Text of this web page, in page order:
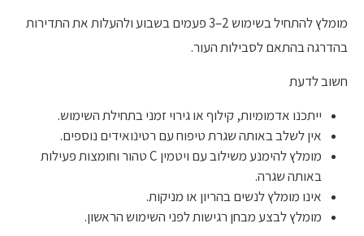
מומלץ להתחיל בשימוש 2–3 פעמים בשבוע ולהעלות את התדירות
בהדרגה בהתאם לסבילות העור.
חשוב לדעת
ייתכנו אדמומיות, קילוף או גירוי זמני בתחילת השימוש.
אין לשלב באותה שגרת טיפוח עם רטינואידים נוספים.
מומלץ להימנע משילוב עם ויטמין C טהור וחומצות פעילות
באותה שגרה.
אינו מומלץ לנשים בהריון או מניקות.
מומלץ לבצע מבחן רגישות לפני השימוש הראשון.